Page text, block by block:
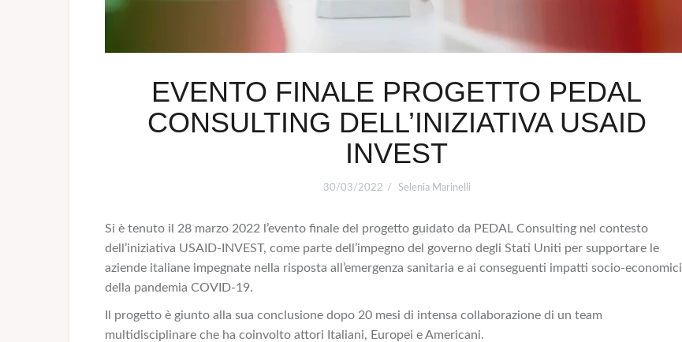
EVENTO FINALE PROGETTO PEDAL
CONSULTING DELL’INIZIATIVA USAID
INVEST
30/03/2022 Selenia Marinelli
Si è tenuto il 28 marzo 2022 l’evento finale del progetto guidato da PEDAL Consulting nel contesto
dell’iniziativa USAID-INVEST, come parte dell’impegno del governo degli Stati Uniti per supportare le
aziende italiane impegnate nella risposta all’emergenza sanitaria e ai conseguenti impatti socio-economici
della pandemia COVID-19.
Il progetto è giunto alla sua conclusione dopo 20 mesi di intensa collaborazione di un team
multidisciplinare che ha coinvolto attori Italiani, Europei e Americani.